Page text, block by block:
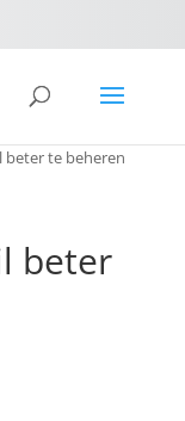
beter te beheren
beter